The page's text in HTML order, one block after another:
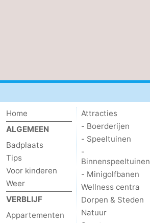
Home
ALGEMEEN
Badplaats
Tips
Voor kinderen
Weer
VERBLIJF
Appartementen
Attracties
- Boerderijen
- Speeltuinen
-
Binnenspeeltuinen
- Minigolfbanen
Wellness centra
Dorpen & Steden
Natuur